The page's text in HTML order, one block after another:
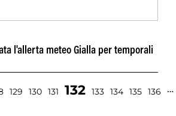
l'allerta meteo Gialla per temporali
129 130 131 132 133 134 135 136 …